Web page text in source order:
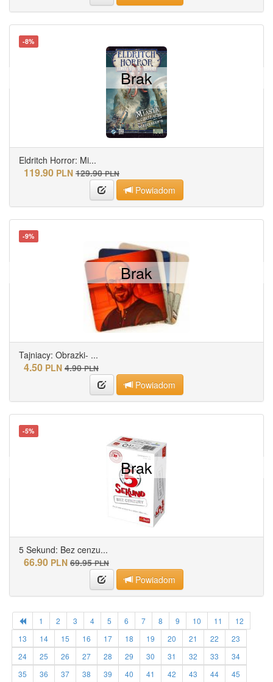
-8%
Eldritch Horror: Mi...
119.90 PLN 129.90 PLN
Powiadom
Brak
-9%
Tajniacy: Obrazki- ...
4.50 PLN 4.90 PLN
Powiadom
Brak
-5%
5 Sekund: Bez cenzu...
66.90 PLN 69.95 PLN
Powiadom
Brak
1 2 3 4 5 6 7 8 9 10 11
12
13
14 15 16 17 18 19 20 21 22
23
24
25 26 27 28 29 30 31 32 33
34
35
36 37 38 39 40 41 42 43 44
45